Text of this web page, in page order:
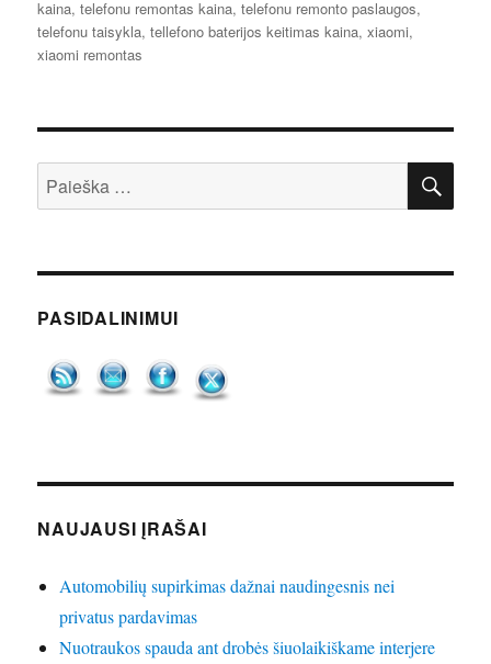
kaina,telefonu remontas kaina,telefonu remonto paslaugos,
telefonu taisykla,tellefono baterijos keitimas kaina,xiaomi,
xiaomi remontas
Ieškoti:
PASIDALINIMUI
NAUJAUSI ĮRAŠAI
Automobilių supirkimas dažnai naudingesnis nei
privatus pardavimas
Nuotraukos spauda ant drobės šiuolaikiškame interjere